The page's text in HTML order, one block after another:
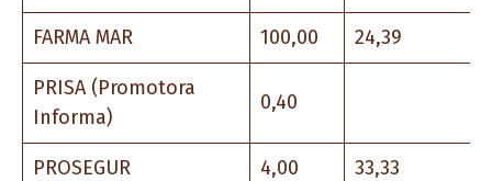
FARMA MAR 100,00 24,39
PRISA (Promotora
Informa)
0,40
PROSEGUR 4,00 33,33